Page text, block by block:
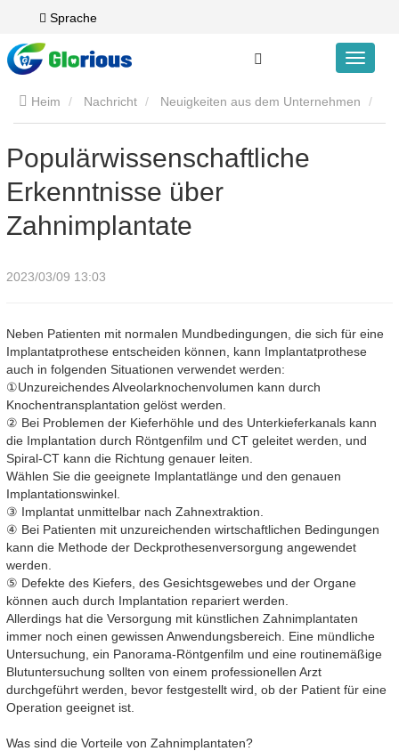
Sprache
Heim Nachricht Neuigkeiten aus dem Unternehmen
Populärwissenschaftliche
Erkenntnisse über
Zahnimplantate
2023/03/09 13:03
Neben Patienten mit normalen Mundbedingungen, die sich für eine
Implantatprothese entscheiden können, kann Implantatprothese
auch in folgenden Situationen verwendet werden:
①Unzureichendes Alveolarknochenvolumen kann durch
Knochentransplantation gelöst werden.
② Bei Problemen der Kieferhöhle und des Unterkieferkanals kann
die Implantation durch Röntgenfilm und CT geleitet werden, und
Spiral-CT kann die Richtung genauer leiten.
Wählen Sie die geeignete Implantatlänge und den genauen
Implantationswinkel.
③ Implantat unmittelbar nach Zahnextraktion.
④ Bei Patienten mit unzureichenden wirtschaftlichen Bedingungen
kann die Methode der Deckprothesenversorgung angewendet
werden.
⑤ Defekte des Kiefers, des Gesichtsgewebes und der Organe
können auch durch Implantation repariert werden.
Allerdings hat die Versorgung mit künstlichen Zahnimplantaten
immer noch einen gewissen Anwendungsbereich. Eine mündliche
Untersuchung, ein Panorama-Röntgenfilm und eine routinemäßige
Blutuntersuchung sollten von einem professionellen Arzt
durchgeführt werden, bevor festgestellt wird, ob der Patient für eine
Operation geeignet ist.
Was sind die Vorteile von Zahnimplantaten?